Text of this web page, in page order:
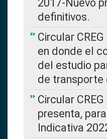
2017-Nuevo
definitivos.
Circular
en donde el
del estudio
de transporte
Circular
presenta,
Indicativa